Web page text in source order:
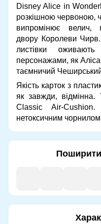
Disney Alice in
розкішною червоною,
випромінює велич,
двору Королеви
листівки
персонажами, як
таємничий Чеширський
Якість карток з
як завжди, відмінна.
Classic Air-Cushion.
нетоксичним